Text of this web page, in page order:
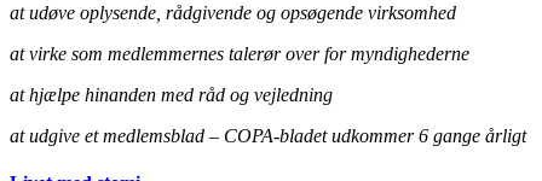
at udøve oplysende, rådgivende og opsøgende virksomhed
at virke som medlemmernes talerør over for myndighederne
at hjælpe hinanden med råd og vejledning
at udgive et medlemsblad – COPA-bladet udkommer 6 gange årligt